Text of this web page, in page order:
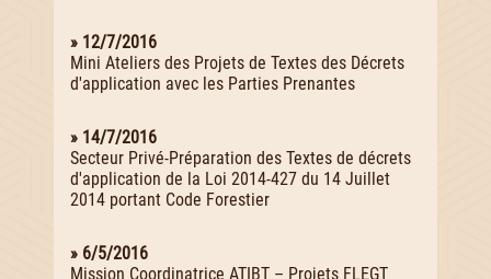
» 12/7/2016
Mini Ateliers des Projets de Textes des Décrets
d'application avec les Parties Prenantes
» 14/7/2016
Secteur Privé-Préparation des Textes de décrets
d'application de la Loi 2014-427 du 14 Juillet
2014 portant Code Forestier
» 6/5/2016
Mission Coordinatrice ATIBT – Projets FLEGT